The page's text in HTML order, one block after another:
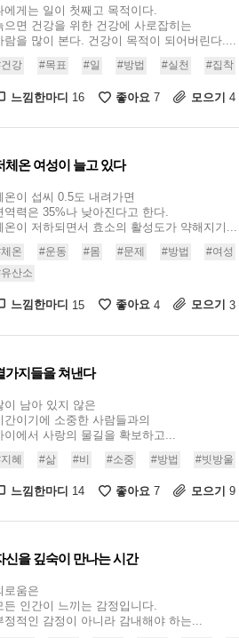
에게는 일이 첫째고 목적이다.
으면 건강을 위한 건강에 사로잡히는
람을 많이 본다. 건강이 목적이 되어버린다....
강 #목표 #일 #방법 #실천 #집착
느낌한마디 16 좋아요 7 모으기 4
체온 여성이 늘고 있다
온이 섭씨 0.5도 내려가면
역력은 35%나 낮아진다고 한다.
온이 저하되면서 효소의 활성도가 약해지기...
온 #운동 #몸 #문제 #방법 #여성
산소
느낌한마디 15 좋아요 4 모으기 3
가지들을 쳐낸다
이 남아 있지 않은
간이기에 소중한 사람들과의
이에서 사랑의 물길을 확보하고...
혜 #삶 #비 #소중 #방법 #빗방울
느낌한마디 14 좋아요 7 모으기 9
신을 깊숙이 만나는 시간
로움은
든 인간이 느끼는 감정입니다.
정적인 감정이 아니라 감내해야 하는...